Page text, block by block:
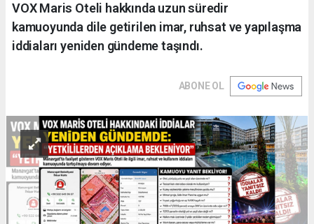
VOX Maris Oteli hakkında uzun süredir
kamuoyunda dile getirilen imar, ruhsat ve yapılaşma
iddiaları yeniden gündeme taşındı.
ABONE OL